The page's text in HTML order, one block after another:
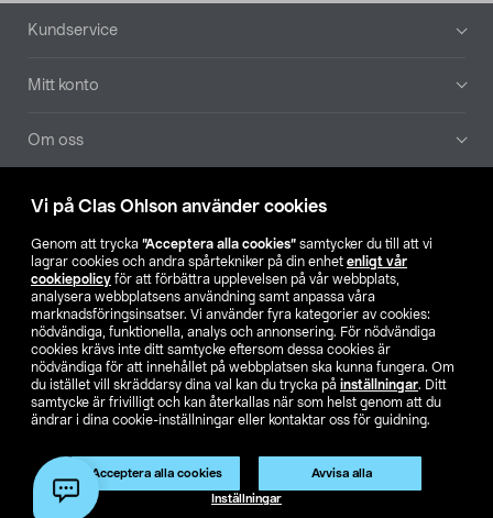
Vi på Clas Ohlson använder cookies
Genom att trycka ”Acceptera alla cookies” samtycker du till att vi
lagrar cookies och andra spårtekniker på din enhet enligt vår
cookiepolicy för att förbättra upplevelsen på vår webbplats,
analysera webbplatsens användning samt anpassa våra
marknadsföringsinsatser. Vi använder fyra kategorier av cookies:
nödvändiga, funktionella, analys och annonsering. För nödvändiga
cookies krävs inte ditt samtycke eftersom dessa cookies är
nödvändiga för att innehållet på webbplatsen ska kunna fungera. Om
du istället vill skräddarsy dina val kan du trycka på inställningar. Ditt
samtycke är frivilligt och kan återkallas när som helst genom att du
ändrar i dina cookie-inställningar eller kontaktar oss för guidning.
Acceptera alla cookies Avvisa alla
Inställningar
Sidfot
Kundservice
Mitt konto
Om oss
Aktuellt
Våra bolag
Hitta butik
SE NO FI
Köpvillkor Privacy statement Klubbvillkor